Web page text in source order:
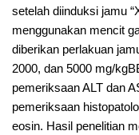
setelah diinduksi jamu
menggunakan mencit
diberikan perlakuan
2000, dan 5000 mg/
pemeriksaan ALT dan
pemeriksaan
eosin. Hasil penelitian